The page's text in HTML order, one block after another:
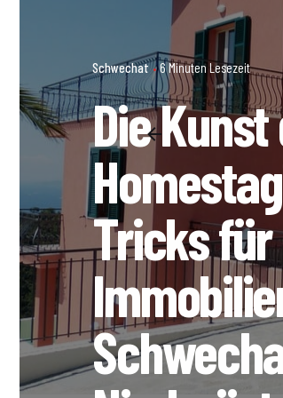
Schwechat 6 Minuten Lesezeit
Die Kunst
Tricks für